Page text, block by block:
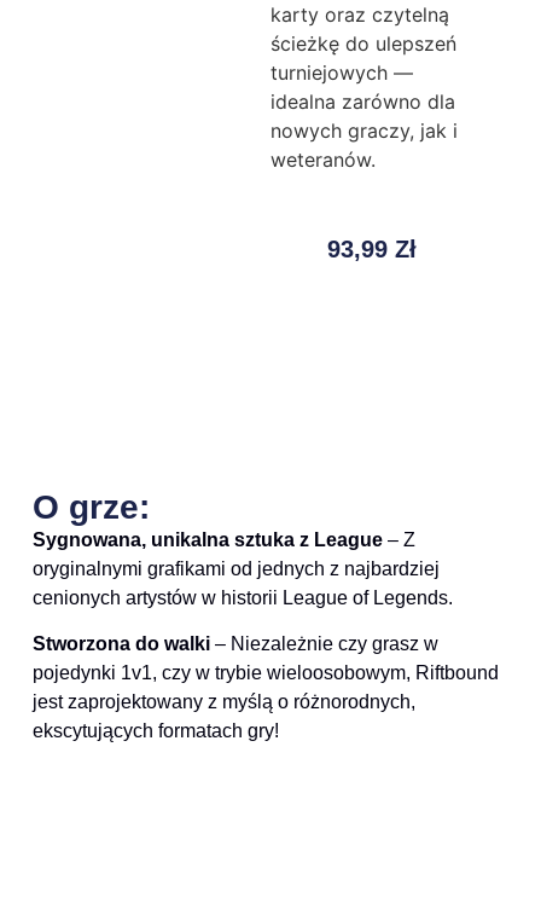
karty oraz czytelną
ścieżkę do ulepszeń
turniejowych —
idealna zarówno dla
nowych graczy, jak i
weteranów.
93,99 Zł
O grze:
Sygnowana, unikalna sztuka z League– Z
oryginalnymi grafikami od jednych z najbardziej
cenionych artystów w historii League of Legends.
Stworzona do walki– Niezależnie czy grasz w
pojedynki 1v1, czy w trybie wieloosobowym, Riftbound
jest zaprojektowany z myślą o różnorodnych,
ekscytujących formatach gry!